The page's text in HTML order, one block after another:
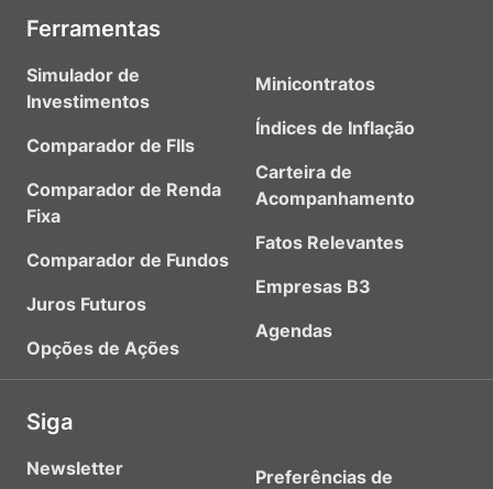
Ferramentas
Simulador de
Investimentos
Comparador de FIIs
Comparador de Renda
Fixa
Comparador de Fundos
Juros Futuros
Opções de Ações
Minicontratos
Índices de Inflação
Carteira de
Acompanhamento
Fatos Relevantes
Empresas B3
Agendas
Siga
Newsletter
Preferências de